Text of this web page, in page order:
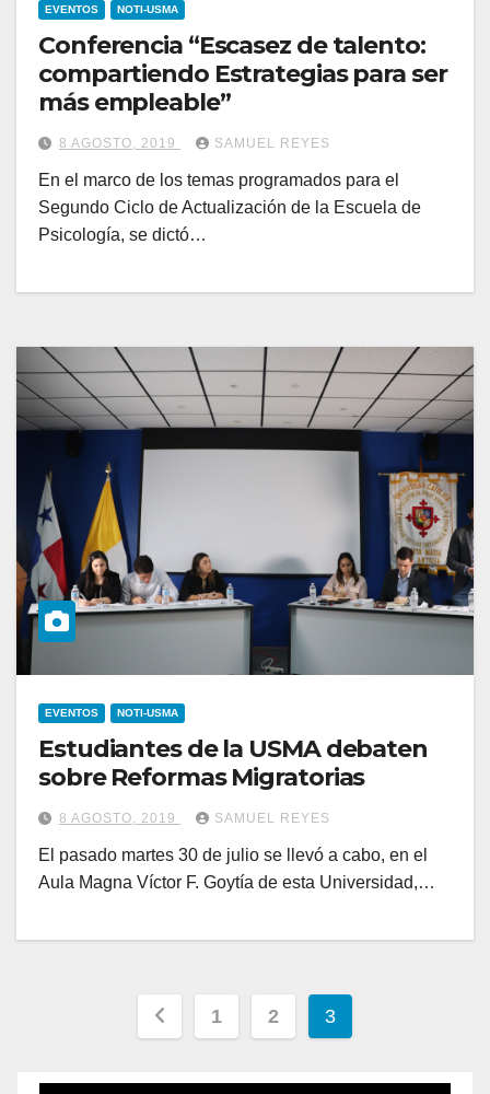
EVENTOS NOTI-USMA
Conferencia “Escasez de talento:
compartiendo Estrategias para ser
más empleable”
8 AGOSTO, 2019 SAMUEL REYES
En el marco de los temas programados para el
Segundo Ciclo de Actualización de la Escuela de
Psicología, se dictó…
EVENTOS NOTI-USMA
Estudiantes de la USMA debaten
sobre Reformas Migratorias
8 AGOSTO, 2019 SAMUEL REYES
El pasado martes 30 de julio se llevó a cabo, en el
Aula Magna Víctor F. Goytía de esta Universidad,…
1 2 3